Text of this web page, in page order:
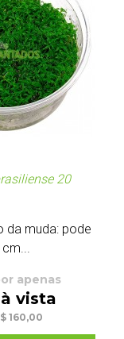
20
da muda: pode
apenas
vista
160,00